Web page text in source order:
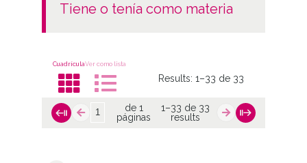
tiene o tenía como materia
CuadrículaVer como lista
Results:1–33 de 33
de 1
páginas
1–33 de 33
results